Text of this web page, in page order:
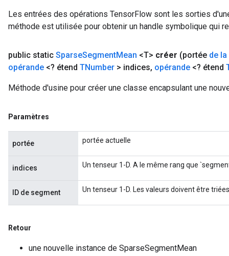
Les entrées des opérations TensorFlow sont les sorties
méthode est utilisée pour obtenir un handle symbolique qui
public static SparseSegmentMean <T> créer (portée de
opérande <? étend TNumber > indices, opérande <? étend
Méthode d'usine pour créer une classe encapsulant une
Paramètres
portée portée actuelle
indices Un tenseur 1-D. A le même rang que
ID de segment Un tenseur 1-D. Les valeurs doivent être
Retour
une nouvelle instance de SparseSegmentMean